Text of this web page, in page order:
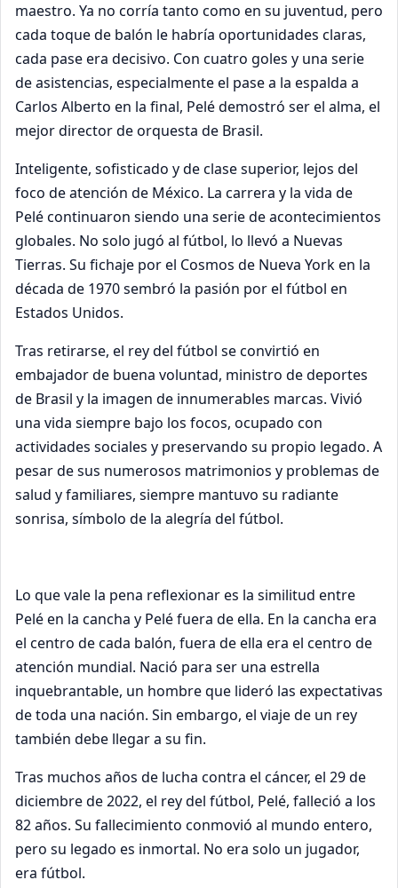
maestro. Ya no corría tanto como en su juventud, pero
cada toque de balón le habría oportunidades claras,
cada pase era decisivo. Con cuatro goles y una serie
de asistencias, especialmente el pase a la espalda a
Carlos Alberto en la final, Pelé demostró ser el alma, el
mejor director de orquesta de Brasil.
Inteligente, sofisticado y de clase superior, lejos del
foco de atención de México. La carrera y la vida de
Pelé continuaron siendo una serie de acontecimientos
globales. No solo jugó al fútbol, lo llevó a Nuevas
Tierras. Su fichaje por el Cosmos de Nueva York en la
década de 1970 sembró la pasión por el fútbol en
Estados Unidos.
Tras retirarse, el rey del fútbol se convirtió en
embajador de buena voluntad, ministro de deportes
de Brasil y la imagen de innumerables marcas. Vivió
una vida siempre bajo los focos, ocupado con
actividades sociales y preservando su propio legado. A
pesar de sus numerosos matrimonios y problemas de
salud y familiares, siempre mantuvo su radiante
sonrisa, símbolo de la alegría del fútbol.
Lo que vale la pena reflexionar es la similitud entre
Pelé en la cancha y Pelé fuera de ella. En la cancha era
el centro de cada balón, fuera de ella era el centro de
atención mundial. Nació para ser una estrella
inquebrantable, un hombre que lideró las expectativas
de toda una nación. Sin embargo, el viaje de un rey
también debe llegar a su fin.
Tras muchos años de lucha contra el cáncer, el 29 de
diciembre de 2022, el rey del fútbol, Pelé, falleció a los
82 años. Su fallecimiento conmovió al mundo entero,
pero su legado es inmortal. No era solo un jugador,
era fútbol.